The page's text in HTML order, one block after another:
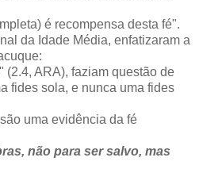
é recompensa desta fé".
da Idade Média, enfatizaram a
(2.4, ARA), faziam questão de
fides sola, e nunca uma fides
uma evidência da fé
não para ser salvo, mas